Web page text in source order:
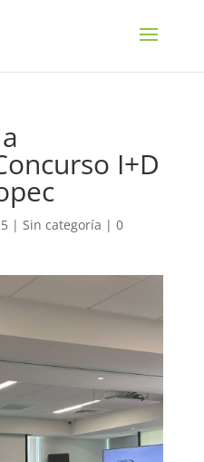
I+D
| Sin categoría | 0